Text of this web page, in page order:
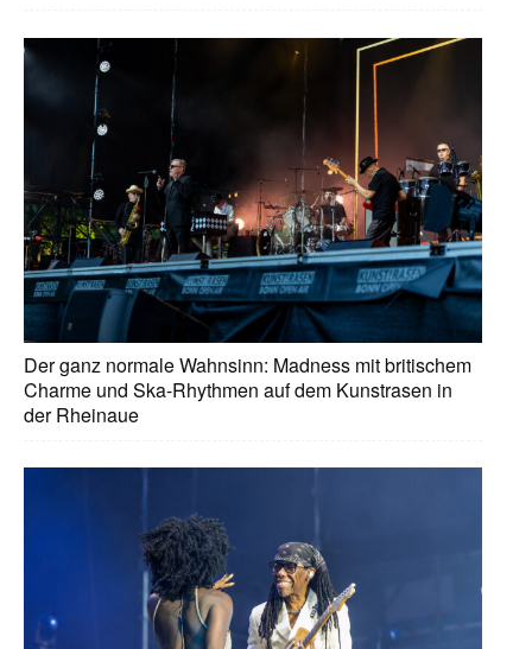
Der ganz normale Wahnsinn: Madness mit britischem
Charme und Ska-Rhythmen auf dem Kunstrasen in
der Rheinaue